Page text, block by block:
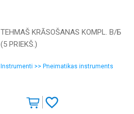
TEHMAŠ KRĀSOŠANAS KOMPL. В/Б
(5 PRIEKŠ.)
Instrumenti >> Pneimatikas instruments